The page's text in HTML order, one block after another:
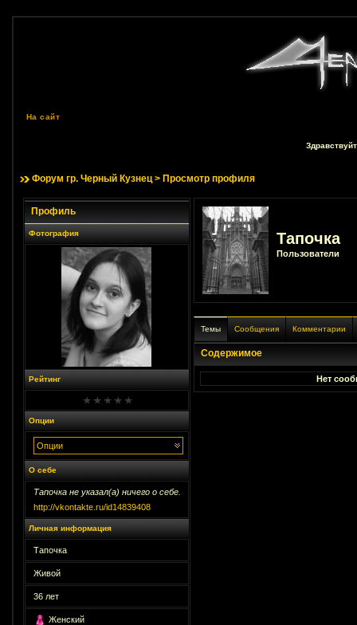
На сайт
Форум гр. Черный Кузнец> Просмотр профиля
Профиль
Фотография
Рейтинг
Опции
Опции
О себе
Тапочка не указал(а) ничего о себе.
http://vkontakte.ru/id14839408
Личная информация
Тапочка
Живой
36 лет
Женский
Тапочка
Пользователи
Темы Сообщения Комментарии
Содержимое
Нет